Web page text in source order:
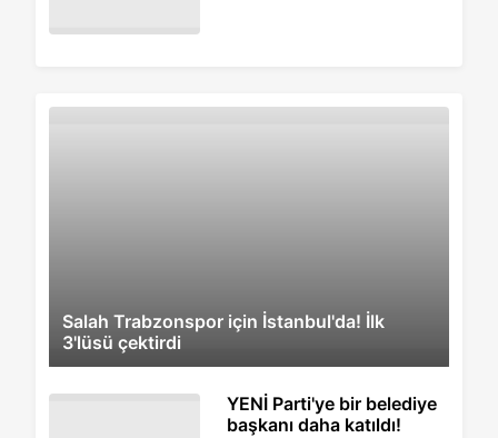
Salah Trabzonspor için İstanbul'da! İlk
3'lüsü çektirdi
YENİ Parti'ye bir belediye
başkanı daha katıldı!